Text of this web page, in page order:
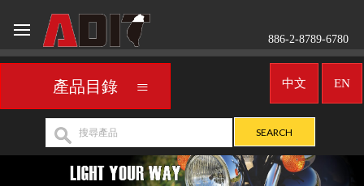
886-2-8789-6780
產品目錄 EN
中文